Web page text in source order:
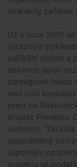
dvanáctý začátek
Už v roce 2010
výrazným
zajištění služeb a
dokonce jejich
zareagoval řadou
není pod
práci na
projekt Preventu.
centrech.
zpoplatněný
úsporným
projektu se